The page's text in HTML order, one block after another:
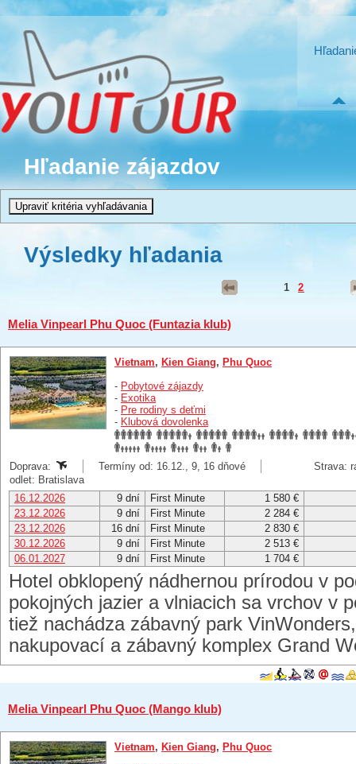
Hľadanie zájazdov
Výsledky hľadania
1 2
Melia Vinpearl Phu Quoc (Funtazia klub)
Vietnam, Kien Giang, Phu Quoc
- Pobytové zájazdy
- Exotika
- Pre rodiny s deťmi
- Klubová dovolenka
Doprava: Termíny od: 16.12., 9, 16 dňové
Strava:
odlet: Bratislava
16.12.2026
9 dní First Minute
1 580 €
23.12.2026
9 dní First Minute
2 284 €
23.12.2026
16 dní First Minute
2 830 €
30.12.2026
9 dní First Minute
2 513 €
06.01.2027
9 dní First Minute 1 704 €
Hotel obklopený nádhernou prírodou v
pokojných jazier a vlniacich sa vrchov v
tiež nachádza zábavný park
nakupovací a zábavný komplex Grand
Melia Vinpearl Phu Quoc (Mango klub)
Vietnam, Kien Giang, Phu Quoc